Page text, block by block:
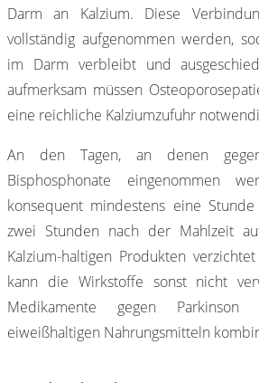
Darm an Kalzium. Diese
vollständig aufgenommen werden,
im Darm verbleibt und
aufmerksam müssen
eine reichliche Kalziumzufuhr
An den Tagen, an denen
Bisphosphonate eingenommen
konsequent mindestens eine
zwei Stunden nach der Mahlzeit
Kalzium-haltigen Produkten
kann die Wirkstoffe sonst nicht
Medikamente gegen
eiweißhaltigen Nahrungsmitteln